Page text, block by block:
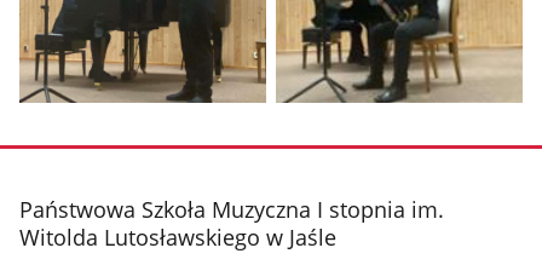
zdjęcie
galerii.
zdjęcie
galerii.
stopka
Państwowa Szkoła Muzyczna I stopnia im.
Witolda Lutosławskiego w Jaśle